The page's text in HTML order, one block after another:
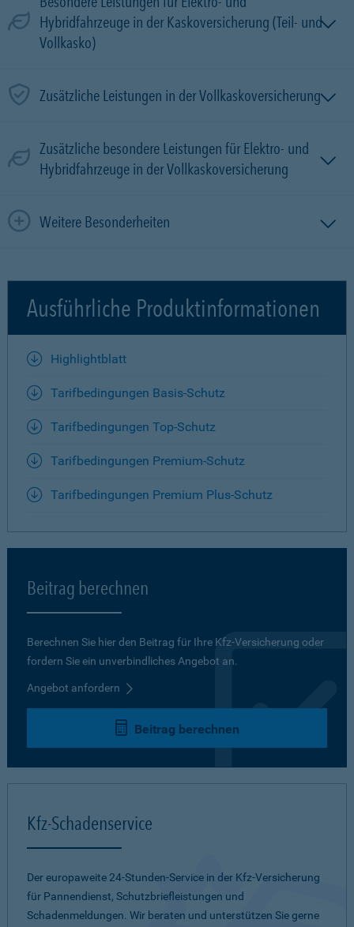
Hybridfahrzeuge in der Kaskoversicherung (Teil- und
Vollkasko)
Zusätzliche Leistungen in der Vollkaskoversicherung
Zusätzliche besondere Leistungen für Elektro- und
Hybridfahrzeuge in der Vollkaskoversicherung
Weitere Besonderheiten
Ausführliche Produktinformationen
Highlightblatt
Tarifbedingungen Basis-Schutz
Tarifbedingungen Top-Schutz
Tarifbedingungen Premium-Schutz
Tarifbedingungen Premium Plus-Schutz
Beitrag berechnen
Berechnen Sie hier den Beitrag für Ihre Kfz-Versicherung oder
fordern Sie ein unverbindliches Angebot an.
Angebot anfordern
Beitrag berechnen
Kfz-Schadenservice
Der europaweite 24-Stunden-Service in der Kfz-Versicherung
für Pannendienst, Schutzbriefleistungen und
Schadenmeldungen. Wir beraten und unterstützen Sie gerne